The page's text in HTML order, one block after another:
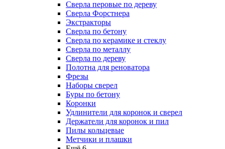
Сверла перовые по дереву
Сверла Форстнера
Экстракторы
Сверла по бетону
Сверла по керамике и стеклу
Сверла по металлу
Сверла по дереву
Полотна для реноватора
Фрезы
Наборы сверел
Буры по бетону
Коронки
Удлинители для коронок и сверел
Держатели для коронок и пил
Пилы кольцевые
Метчики и плашки